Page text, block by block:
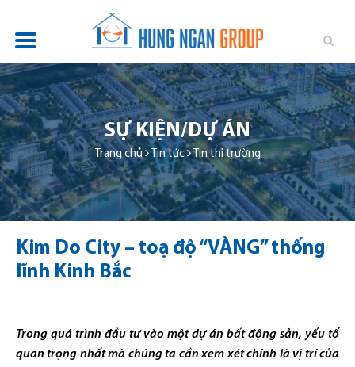
TỔNG QUAN
DỰ ÁN
TIN TỨC
QUAN HỆ ĐẦU TƯ
PHÁT TRIỂN BỀN VỮNG
TUYỂN DỤNG
SỰ KIỆN/DỰ ÁN
Trang chủ Tin tức Tin thị trường
Kim Do City – toạ độ “VÀNG” thống
lĩnh Kinh Bắc
Trong quá trình đầu tư vào một dự án bất động sản, yếu tố
quan trọng nhất mà chúng ta cần xem xét chính là vị trí của